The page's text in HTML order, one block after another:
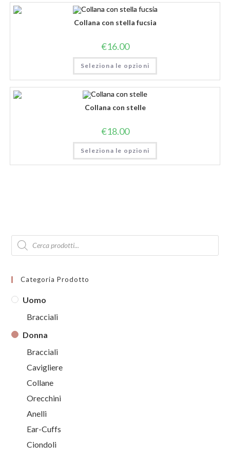
Collana con stella fucsia
€16.00
Seleziona le opzioni
Collana con stelle
€18.00
Seleziona le opzioni
Products
search
Categoria Prodotto
Uomo
Bracciali
Donna
Bracciali
Cavigliere
Collane
Orecchini
Anelli
Ear-Cuffs
Ciondoli